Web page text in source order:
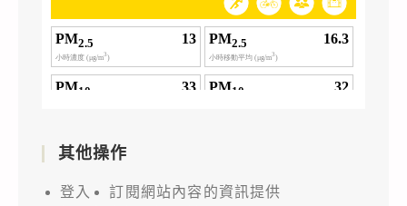
其他操作
登入
訂閱網站內容的資訊提供